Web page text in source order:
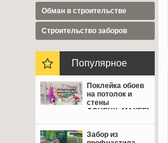
Обман в строительстве
Cтроительство заборов
Популярное
Поклейка обоев
на потолок и
стены
ДОНЕЦК+МАКЕЕВКА
Забор из